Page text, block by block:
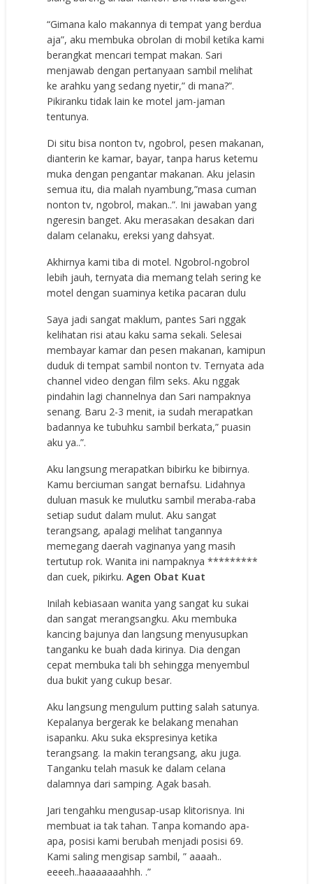
“Gimana kalo makannya di tempat yang berdua
aja”, aku membuka obrolan di mobil ketika kami
berangkat mencari tempat makan. Sari
menjawab dengan pertanyaan sambil melihat
ke arahku yang sedang nyetir,” di mana?”.
Pikiranku tidak lain ke motel jam-jaman
tentunya.
Di situ bisa nonton tv, ngobrol, pesen makanan,
dianterin ke kamar, bayar, tanpa harus ketemu
muka dengan pengantar makanan. Aku jelasin
semua itu, dia malah nyambung,”masa cuman
nonton tv, ngobrol, makan..”. Ini jawaban yang
ngeresin banget. Aku merasakan desakan dari
dalam celanaku, ereksi yang dahsyat.
Akhirnya kami tiba di motel. Ngobrol-ngobrol
lebih jauh, ternyata dia memang telah sering ke
motel dengan suaminya ketika pacaran dulu
Saya jadi sangat maklum, pantes Sari nggak
kelihatan risi atau kaku sama sekali. Selesai
membayar kamar dan pesen makanan, kamipun
duduk di tempat sambil nonton tv. Ternyata ada
channel video dengan film seks. Aku nggak
pindahin lagi channelnya dan Sari nampaknya
senang. Baru 2-3 menit, ia sudah merapatkan
badannya ke tubuhku sambil berkata,” puasin
aku ya..”.
Aku langsung merapatkan bibirku ke bibirnya.
Kamu berciuman sangat bernafsu. Lidahnya
duluan masuk ke mulutku sambil meraba-raba
setiap sudut dalam mulut. Aku sangat
terangsang, apalagi melihat tangannya
memegang daerah vaginanya yang masih
tertutup rok. Wanita ini nampaknya *********
dan cuek, pikirku.Agen Obat Kuat
Inilah kebiasaan wanita yang sangat ku sukai
dan sangat merangsangku. Aku membuka
kancing bajunya dan langsung menyusupkan
tanganku ke buah dada kirinya. Dia dengan
cepat membuka tali bh sehingga menyembul
dua bukit yang cukup besar.
Aku langsung mengulum putting salah satunya.
Kepalanya bergerak ke belakang menahan
isapanku. Aku suka ekspresinya ketika
terangsang. Ia makin terangsang, aku juga.
Tanganku telah masuk ke dalam celana
dalamnya dari samping. Agak basah.
Jari tengahku mengusap-usap klitorisnya. Ini
membuat ia tak tahan. Tanpa komando apa-
apa, posisi kami berubah menjadi posisi 69.
Kami saling mengisap sambil, ” aaaah..
eeeeh..haaaaaaahhh. .”